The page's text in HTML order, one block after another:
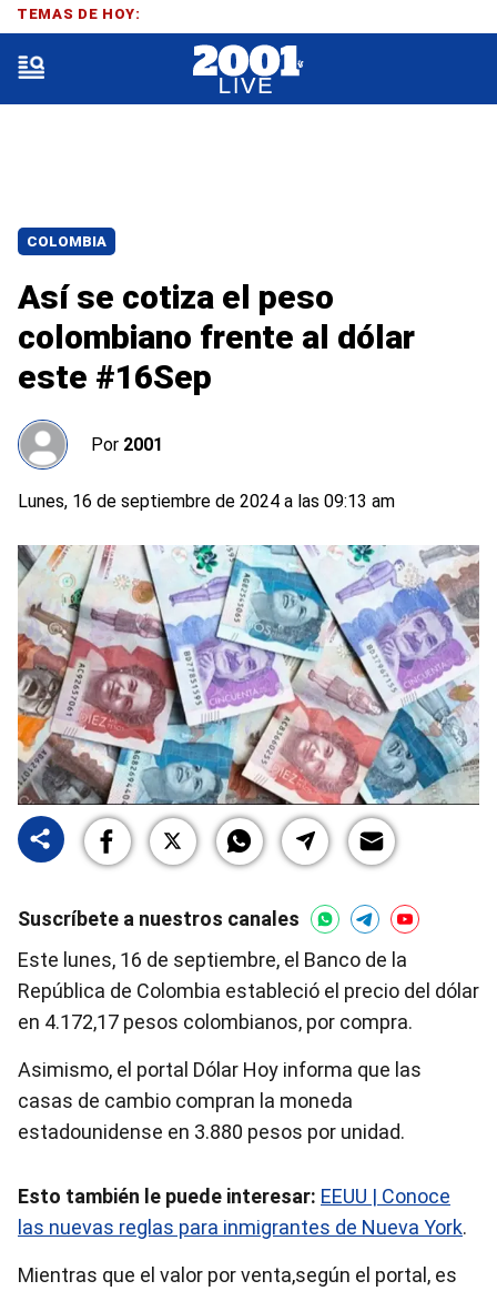
COLOMBIA
Así se cotiza el peso
colombiano frente al dólar
este #16Sep
Por 2001
Lunes, 16 de septiembre de 2024 a las 09:13 am
Suscríbete a nuestros canales
Este lunes, 16 de septiembre, el Banco de la
República de Colombia estableció el precio del dólar
en 4.172,17 pesos colombianos, por compra.
Asimismo, el portal Dólar Hoy informa que las
casas de cambio compran la moneda
estadounidense en 3.880 pesos por unidad.
Esto también le puede interesar: EEUU | Conoce
las nuevas reglas para inmigrantes de Nueva York.
Mientras que el valor por venta,según el portal, es
TEMAS DE HOY: